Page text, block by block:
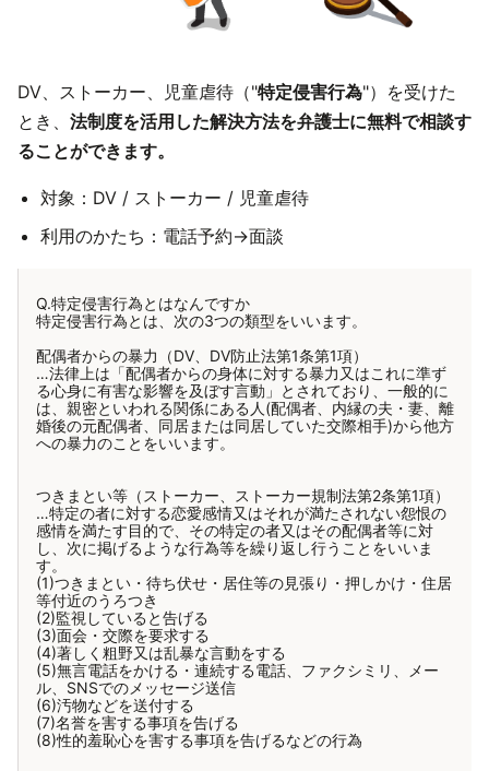
DV、ストーカー、児童虐待（"特定侵害行為"）を受けた
とき、 法制度を活用した解決方法を弁護士に無料で相談す
ることができます。
対象：DV / ストーカー / 児童虐待
利用のかたち：電話予約→面談
Q.特定侵害行為とはなんですか
特定侵害行為とは、次の3つの類型をいいます。
配偶者からの暴力（DV、DV防止法第1条第1項）
…法律上は「配偶者からの身体に対する暴力又はこれに準ず
る心身に有害な影響を及ぼす言動」とされており、一般的に
は、親密といわれる関係にある人(配偶者、内縁の夫・妻、離
婚後の元配偶者、同居または同居していた交際相手)から他方
への暴力のことをいいます。
つきまとい等（ストーカー、ストーカー規制法第2条第1項）
…特定の者に対する恋愛感情又はそれが満たされない怨恨の
感情を満たす目的で、その特定の者又はその配偶者等に対
し、次に掲げるような行為等を繰り返し行うことをいいま
す。
(1)つきまとい・待ち伏せ・居住等の見張り・押しかけ・住居
等付近のうろつき
(2)監視していると告げる
(3)面会・交際を要求する
(4)著しく粗野又は乱暴な言動をする
(5)無言電話をかける・連続する電話、ファクシミリ、メー
ル、SNSでのメッセージ送信
(6)汚物などを送付する
(7)名誉を害する事項を告げる
(8)性的羞恥心を害する事項を告げるなどの行為